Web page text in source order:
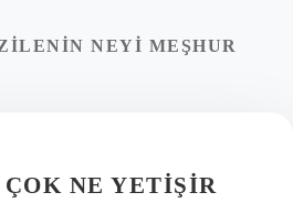
NEYI MEŞHUR
NE YETIŞIR